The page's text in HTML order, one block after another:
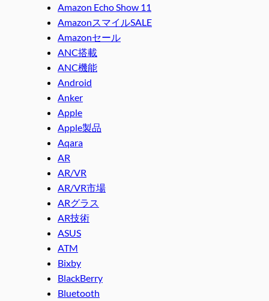
Amazon Echo Show 11
AmazonスマイルSALE
Amazonセール
ANC搭載
ANC機能
Android
Anker
Apple
Apple製品
Aqara
AR
AR/VR
AR/VR市場
ARグラス
AR技術
ASUS
ATM
Bixby
BlackBerry
Bluetooth